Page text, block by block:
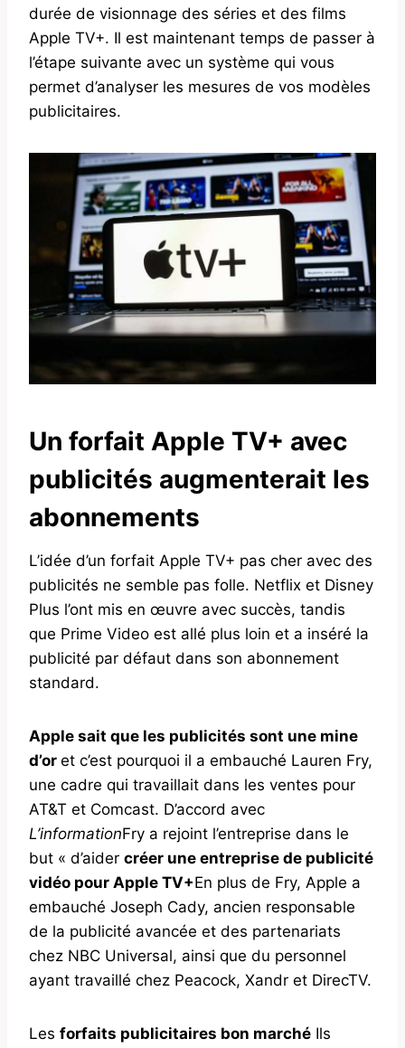
durée de visionnage des séries et des films
Apple TV+. Il est maintenant temps de passer à
l’étape suivante avec un système qui vous
permet d’analyser les mesures de vos modèles
publicitaires.
Un forfait Apple TV+ avec
publicités augmenterait les
abonnements
L’idée d’un forfait Apple TV+ pas cher avec des
publicités ne semble pas folle. Netflix et Disney
Plus l’ont mis en œuvre avec succès, tandis
que Prime Video est allé plus loin et a inséré la
publicité par défaut dans son abonnement
standard.
Apple sait que les publicités sont une mine
d’or et c’est pourquoi il a embauché Lauren Fry,
une cadre qui travaillait dans les ventes pour
AT&T et Comcast. D’accord avec
L’informationFry a rejoint l’entreprise dans le
but « d’aider créer une entreprise de publicité
vidéo pour Apple TV+En plus de Fry, Apple a
embauché Joseph Cady, ancien responsable
de la publicité avancée et des partenariats
chez NBC Universal, ainsi que du personnel
ayant travaillé chez Peacock, Xandr et DirecTV.
Les forfaits publicitaires bon marché Ils